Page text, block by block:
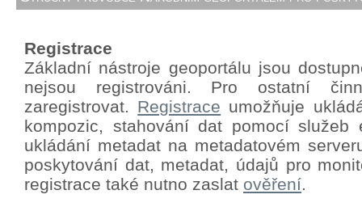
Registrace
Základní nástroje geoportálu jsou
nejsou registrováni. Pro ostatní
zaregistrovat. Registrace umožňuje
kompozic, stahování dat pomocíslužeb
ukládání metadat na metadatovém
poskytování dat, metadat, údajů pro
registrace také nutno zaslat ověření.